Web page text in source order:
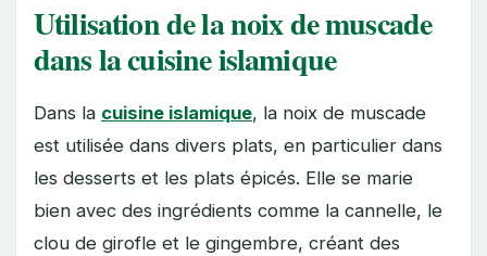
Utilisation de la noix de muscade
dans la cuisine islamique
Dans la cuisine islamique, la noix de muscade
est utilisée dans divers plats, en particulier dans
les desserts et les plats épicés. Elle se marie
bien avec des ingrédients comme la cannelle, le
clou de girofle et le gingembre, créant des